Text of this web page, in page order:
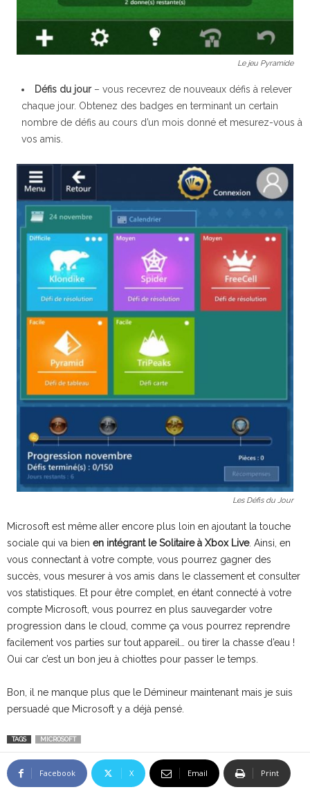
Le jeu Pyramide
Défis du jour– vous recevrez de nouveaux défis à relever
chaque jour. Obtenez des badges en terminant un certain
nombre de défis au cours d’un mois donné et mesurez-vous à
vos amis.
Les Défis du Jour
Microsoft est même aller encore plus loin en ajoutant la touche
sociale qui va bien en intégrant le Solitaire à Xbox Live. Ainsi, en
vous connectant à votre compte, vous pourrez gagner des
succès, vous mesurer à vos amis dans le classement et consulter
vos statistiques. Et pour être complet, en étant connecté à votre
compte Microsoft, vous pourrez en plus sauvegarder votre
progression dans le cloud, comme ça vous pourrez reprendre
facilement vos parties sur tout appareil… ou tirer la chasse d’eau !
Oui car c’est un bon jeu à chiottes pour passer le temps.
Bon, il ne manque plus que le Démineur maintenant mais je suis
persuadé que Microsoft y a déjà pensé.
TAGS MICROSOFT
Facebook X Email Print